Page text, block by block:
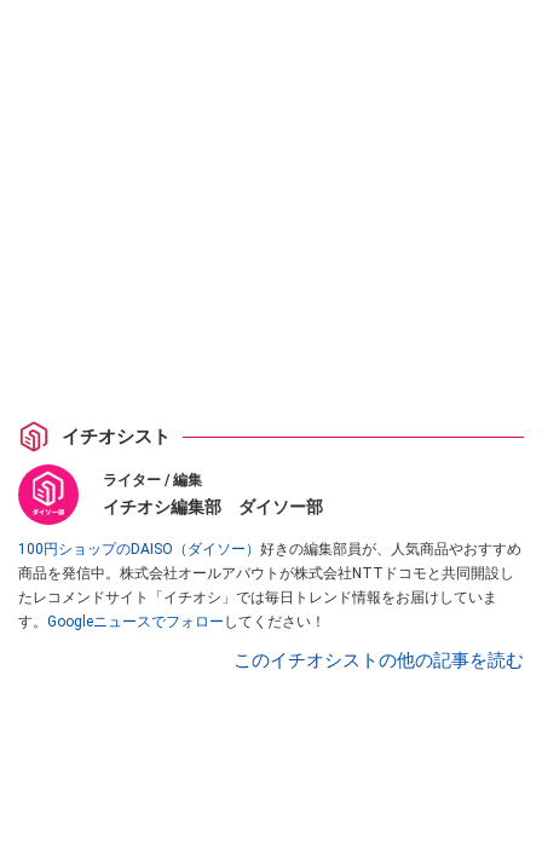
イチオシスト
ライター / 編集
イチオシ編集部 ダイソー部
100円ショップのDAISO（ダイソー） 好きの編集部員が、人気商品やおすすめ
商品を発信中。株式会社オールアバウトが株式会社NTTドコモと共同開設し
たレコメンドサイト「イチオシ」では毎日トレンド情報をお届けしていま
す。 Googleニュースでフォロー してください！
このイチオシストの他の記事を読む